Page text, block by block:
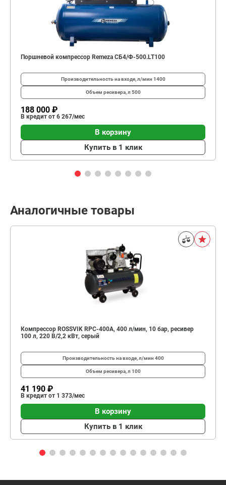
Поршневой компрессор Remeza СБ4/Ф-500.LT100
Производительность на входе, л/мин 1400
Объем ресивера, л 500
188 000 ₽
В кредит от 6 267/мес
В корзину
Купить в 1 клик
Аналогичные товары
Компрессор ROSSVIK RPC-400A, 400 л/мин, 10 бар, ресивер
100 л, 220 В/2,2 кВт, серый
Производительность на входе, л/мин 400
Объем ресивера, л 100
41 190 ₽
В кредит от 1 373/мес
В корзину
Купить в 1 клик